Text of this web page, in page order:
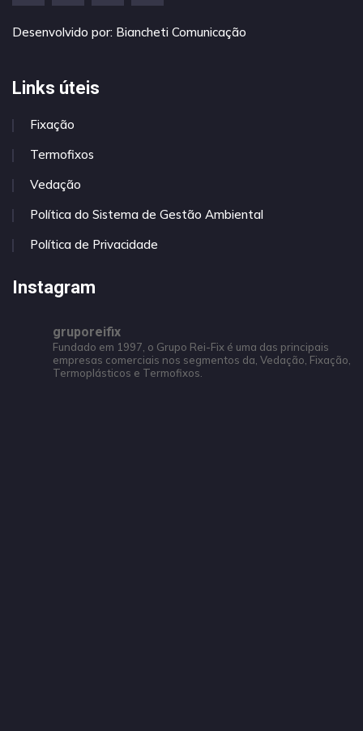
Desenvolvido por: Biancheti Comunicação
Links úteis
Fixação
Termofixos
Vedação
Política do Sistema de Gestão Ambiental
Política de Privacidade
Instagram
gruporeifix
Fundado em 1997, o Grupo Rei-Fix é uma das principais
empresas comerciais nos segmentos da, Vedação, Fixação,
Termoplásticos e Termofixos.